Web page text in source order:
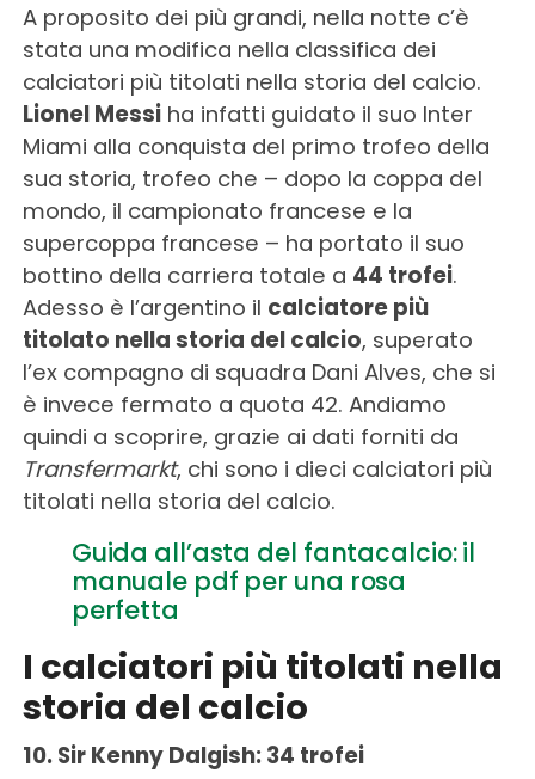
A proposito dei più grandi, nella notte c’è
stata una modifica nella classifica dei
calciatori più titolati nella storia del calcio.
Lionel Messiha infatti guidato il suo Inter
Miami alla conquista del primo trofeo della
sua storia, trofeo che – dopo la coppa del
mondo, il campionato francese e la
supercoppa francese – ha portato il suo
bottino della carriera totale a 44 trofei.
Adesso è l’argentino il calciatore più
titolato nella storia del calcio, superato
l’ex compagno di squadra Dani Alves, che si
è invece fermato a quota 42. Andiamo
quindi a scoprire, grazie ai dati forniti da
Transfermarkt, chi sono i dieci calciatori più
titolati nella storia del calcio.
Guida all’asta del fantacalcio: il
manuale pdf per una rosa
perfetta
I calciatori più titolati nella
storia del calcio
10. Sir Kenny Dalgish: 34 trofei